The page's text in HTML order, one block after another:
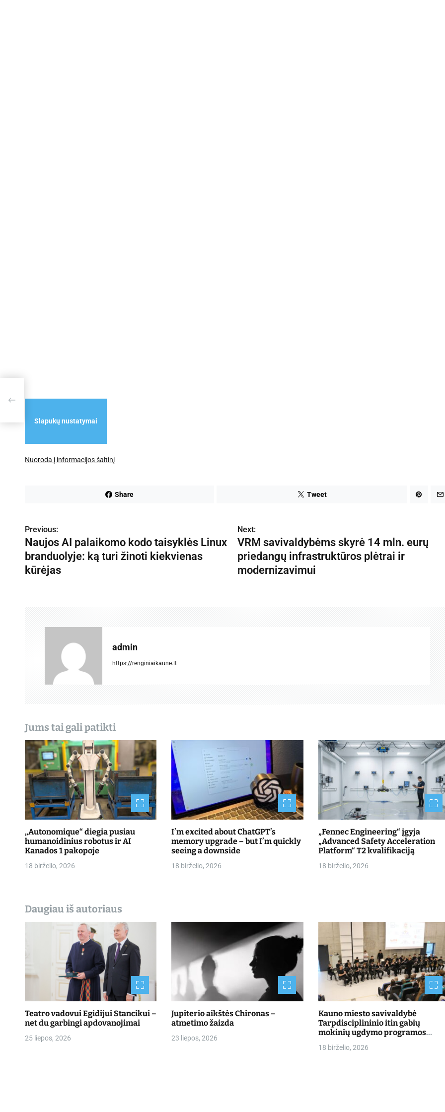
Slapukų nustatymai
Nuoroda į informacijos šaltinį
Share Tweet
N
a
v
t
a
p
į
r
a
š
ų
Previous:
Naujos AI palaikomo kodo taisyklės Linux
branduolyje: ką turi žinoti kiekvienas
kūrėjas
Next:
VRM savivaldybėms skyrė 14 mln. eurų
priedangų infrastruktūros plėtrai ir
modernizavimui
admin
https://renginiaikaune.lt
Jums tai gali patikti
„Autonomique“ diegia pusiau
humanoidinius robotus ir AI
Kanados 1 pakopoje
18 birželio, 2026
I’m excited about ChatGPT’s
memory upgrade – but I’m quickly
seeing a downside
18 birželio, 2026
„Fennec Engineering“ įgyja
„Advanced Safety Acceleration
Platform“ T2 kvalifikaciją
18 birželio, 2026
Daugiau iš autoriaus
Teatro vadovui Egidijui Stancikui –
net du garbingi apdovanojimai
25 liepos, 2026
Jupiterio aikštės Chironas –
atmetimo žaizda
23 liepos, 2026
Kauno miesto savivaldybė
Tarpdisciplininio itin gabių
mokinių ugdymo programos
šventė
18 birželio, 2026